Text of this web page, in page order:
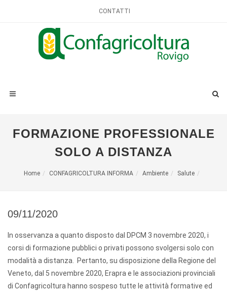
CONTATTI
FORMAZIONE PROFESSIONALE
SOLO A DISTANZA
Home CONFAGRICOLTURA INFORMA Ambiente Salute
09/11/2020
In osservanza a quanto disposto dal DPCM 3 novembre 2020, i
corsi di formazione pubblici o privati possono svolgersi solo con
modalità a distanza. Pertanto, su disposizione della Regione del
Veneto, dal 5 novembre 2020, Erapra e le associazioni provinciali
di Confagricoltura hanno sospeso tutte le attività formative ed